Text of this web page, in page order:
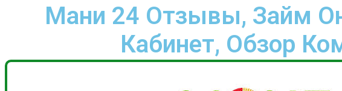
Мани 24 Отзывы, Займ
Кабинет, Обзор